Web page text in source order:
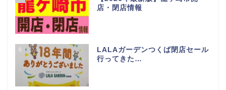
店・閉店情報
3
多肉植物の楽園！茨城にある阿見
の「四国造園」行ってきた